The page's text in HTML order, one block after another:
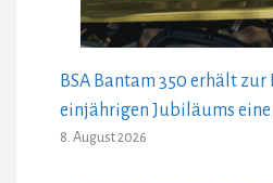
BSA Bantam 350 erhält zur
einjährigen Jubiläums
8. August 2026